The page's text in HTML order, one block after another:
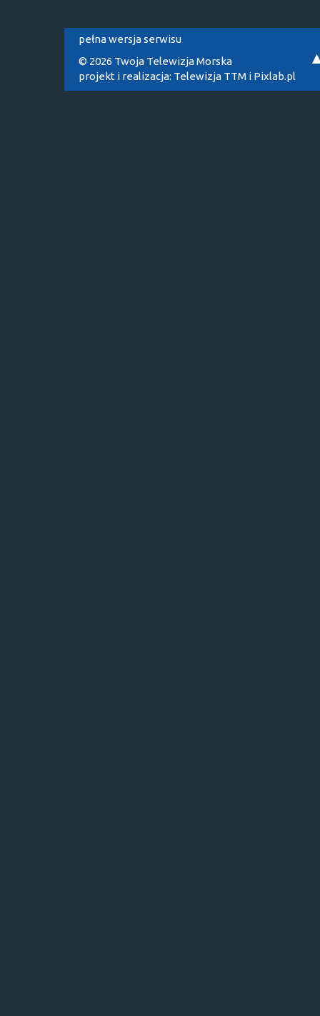
pełna wersja serwisu
© 2026 Twoja Telewizja Morska
projekt i realizacja: Telewizja TTM i Pixlab.pl